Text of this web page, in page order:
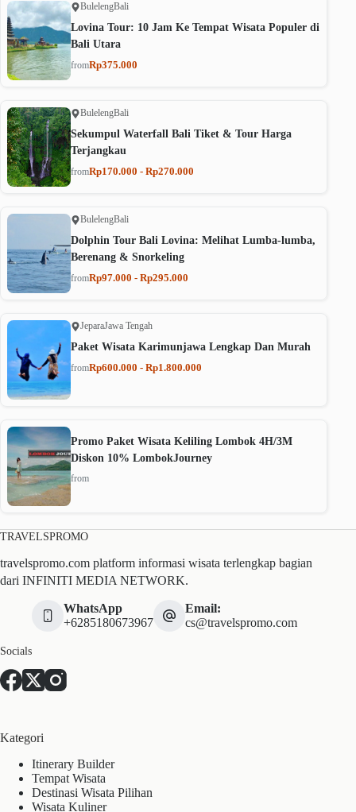
BulelengBali
Lovina Tour: 10 Jam Ke Tempat Wisata Populer di
Bali Utara
fromRp375.000
BulelengBali
Sekumpul Waterfall Bali Tiket & Tour Harga
Terjangkau
fromRp170.000 - Rp270.000
BulelengBali
Dolphin Tour Bali Lovina: Melihat Lumba-lumba,
Berenang & Snorkeling
fromRp97.000 - Rp295.000
JeparaJawa Tengah
Paket Wisata Karimunjawa Lengkap Dan Murah
fromRp600.000 - Rp1.800.000
Promo Paket Wisata Keliling Lombok 4H/3M
Diskon 10% LombokJourney
from
TRAVELSPROMO
travelspromo.com platform informasi wisata terlengkap bagian
dari INFINITI MEDIA NETWORK.
WhatsApp
+6285180673967
Email:
cs@travelspromo.com
Socials
Kategori
Itinerary Builder
Tempat Wisata
Destinasi Wisata Pilihan
Wisata Kuliner